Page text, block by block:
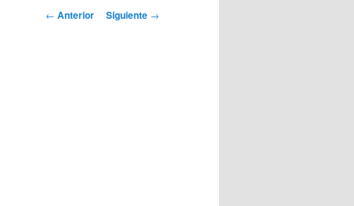
Navegación
← Anterior Siguiente →